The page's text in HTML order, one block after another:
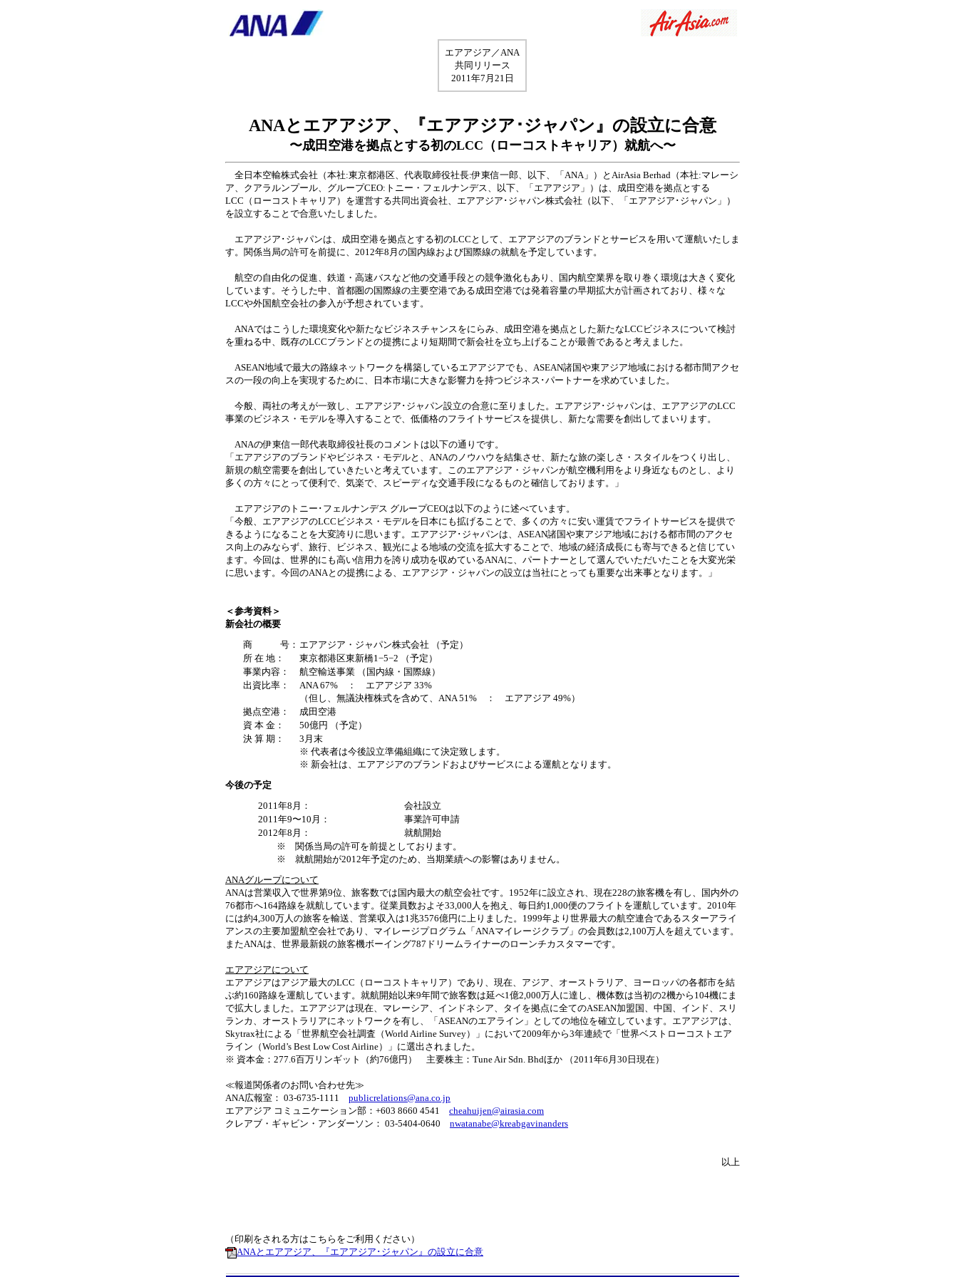
エアアジア／ANA
共同リリース
2011年7月21日
ANAとエアアジア、『エアアジア･ジャパン』の設立に合意
〜成田空港を拠点とする初のLCC（ローコストキャリア）就航へ〜
全日本空輸株式会社（本社:東京都港区、代表取締役社長:伊東信一郎、以下、「ANA」）とAirAsia Berhad（本社:マレーシ
ア、クアラルンプール、グループCEO:トニー・フェルナンデス、以下、「エアアジア」）は、成田空港を拠点とする
LCC（ローコストキャリア）を運営する共同出資会社、エアアジア･ジャパン株式会社（以下、「エアアジア･ジャパン」）
を設立することで合意いたしました。
エアアジア･ジャパンは、成田空港を拠点とする初のLCCとして、エアアジアのブランドとサービスを用いて運航いたしま
す。関係当局の許可を前提に、2012年8月の国内線および国際線の就航を予定しています。
航空の自由化の促進、鉄道・高速バスなど他の交通手段との競争激化もあり、国内航空業界を取り巻く環境は大きく変化
しています。そうした中、首都圏の国際線の主要空港である成田空港では発着容量の早期拡大が計画されており、様々な
LCCや外国航空会社の参入が予想されています。
ANAではこうした環境変化や新たなビジネスチャンスをにらみ、成田空港を拠点とした新たなLCCビジネスについて検討
を重ねる中、既存のLCCブランドとの提携により短期間で新会社を立ち上げることが最善であると考えました。
ASEAN地域で最大の路線ネットワークを構築しているエアアジアでも、ASEAN諸国や東アジア地域における都市間アクセ
スの一段の向上を実現するために、日本市場に大きな影響力を持つビジネス･パートナーを求めていました。
今般、両社の考えが一致し、エアアジア･ジャパン設立の合意に至りました。エアアジア･ジャパンは、エアアジアのLCC
事業のビジネス・モデルを導入することで、低価格のフライトサービスを提供し、新たな需要を創出してまいります。
ANAの伊東信一郎代表取締役社長のコメントは以下の通りです。
「エアアジアのブランドやビジネス・モデルと、ANAのノウハウを結集させ、新たな旅の楽しさ・スタイルをつくり出し、
新規の航空需要を創出していきたいと考えています。このエアアジア・ジャパンが航空機利用をより身近なものとし、より
多くの方々にとって便利で、気楽で、スピーディな交通手段になるものと確信しております。」
エアアジアのトニー･フェルナンデス グループCEOは以下のように述べています。
「今般、エアアジアのLCCビジネス・モデルを日本にも拡げることで、多くの方々に安い運賃でフライトサービスを提供で
きるようになることを大変誇りに思います。エアアジア･ジャパンは、ASEAN諸国や東アジア地域における都市間のアクセ
ス向上のみならず、旅行、ビジネス、観光による地域の交流を拡大することで、地域の経済成長にも寄与できると信じてい
ます。今回は、世界的にも高い信用力を誇り成功を収めているANAに、パートナーとして選んでいただいたことを大変光栄
に思います。今回のANAとの提携による、エアアジア・ジャパンの設立は当社にとっても重要な出来事となります。」
＜参考資料＞
新会社の概要
商 号： エアアジア・ジャパン株式会社 （予定）
所 在 地：
東京都港区東新橋1−5−2 （予定）
事業内容：
航空輸送事業 （国内線・国際線）
出資比率：
ANA 67% ： エアアジア 33%
（但し、無議決権株式を含めて、ANA 51% ： エアアジア 49%）
拠点空港：
成田空港
資 本 金：
50億円 （予定）
決 算 期：
3月末
※ 代表者は今後設立準備組織にて決定致します。
※ 新会社は、エアアジアのブランドおよびサービスによる運航となります。
今後の予定
2011年8月：
会社設立
2011年9〜10月：
事業許可申請
2012年8月：
就航開始
※ 関係当局の許可を前提としております。
※ 就航開始が2012年予定のため、当期業績への影響はありません。
ANAグループについて
ANAは営業収入で世界第9位、旅客数では国内最大の航空会社です。1952年に設立され、現在228の旅客機を有し、国内外の
76都市へ164路線を就航しています。従業員数およそ33,000人を抱え、毎日約1,000便のフライトを運航しています。2010年
には約4,300万人の旅客を輸送、営業収入は1兆3576億円に上りました。1999年より世界最大の航空連合であるスターアライ
アンスの主要加盟航空会社であり、マイレージプログラム「ANAマイレージクラブ」の会員数は2,100万人を超えています。
またANAは、世界最新鋭の旅客機ボーイング787ドリームライナーのローンチカスタマーです。
エアアジアについて
エアアジアはアジア最大のLCC（ローコストキャリア）であり、現在、アジア、オーストラリア、ヨーロッパの各都市を結
ぶ約160路線を運航しています。就航開始以来9年間で旅客数は延べ1億2,000万人に達し、機体数は当初の2機から104機にま
で拡大しました。エアアジアは現在、マレーシア、インドネシア、タイを拠点に全てのASEAN加盟国、中国、インド、スリ
ランカ、オーストラリアにネットワークを有し、「ASEANのエアライン」としての地位を確立しています。エアアジアは、
Skytrax社による「世界航空会社調査（World Airline Survey）」において2009年から3年連続で「世界ベストローコストエア
ライン（World’s Best Low Cost Airline）」に選出されました。
※ 資本金：277.6百万リンギット（約76億円） 主要株主：Tune Air Sdn. Bhdほか （2011年6月30日現在）
≪報道関係者のお問い合わせ先≫
ANA広報室： 03-6735-1111 publicrelations@ana.co.jp
エアアジア コミュニケーション部：+603 8660 4541 cheahuijen@airasia.com
クレアブ・ギャビン・アンダーソン： 03-5404-0640 nwatanabe@kreabgavinanders
以上
（印刷をされる方はこちらをご利用ください）
ANAとエアアジア、『エアアジア･ジャパン』の設立に合意